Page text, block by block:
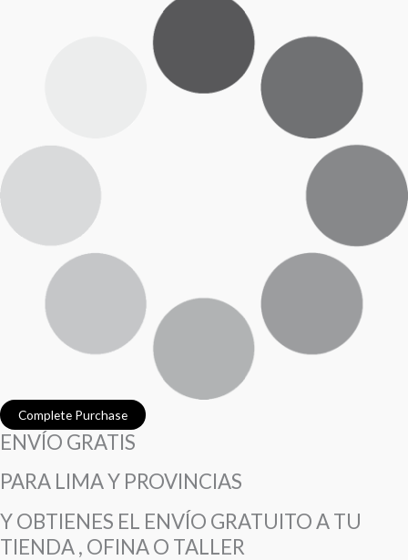
ENVÍO GRATIS
PARA LIMA Y PROVINCIAS
Y OBTIENES EL ENVÍO GRATUITO A TU
TIENDA , OFINA O TALLER